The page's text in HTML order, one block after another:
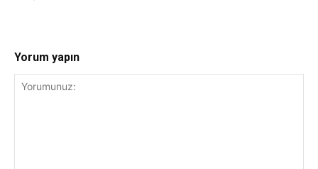
Yorum yapın